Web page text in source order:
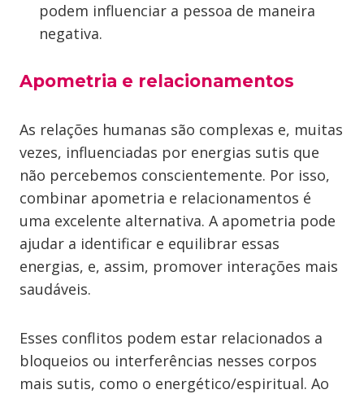
podem influenciar a pessoa de maneira
negativa.
Apometria e relacionamentos
As relações humanas são complexas e, muitas
vezes, influenciadas por energias sutis que
não percebemos conscientemente. Por isso,
combinar apometria e relacionamentos é
uma excelente alternativa. A apometria pode
ajudar a identificar e equilibrar essas
energias, e, assim, promover interações mais
saudáveis.
Esses conflitos podem estar relacionados a
bloqueios ou interferências nesses corpos
mais sutis, como o energético/espiritual. Ao